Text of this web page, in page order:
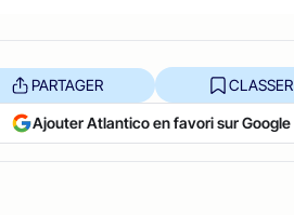
PARTAGER CLASSER
Ajouter Atlantico en favori sur Google